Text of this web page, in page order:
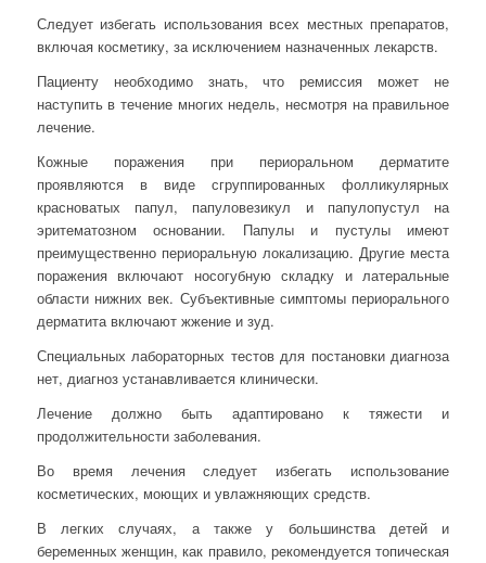
Следует избегать использования всех местных препаратов,
включая косметику, за исключением назначенных лекарств.
Пациенту необходимо знать, что ремиссия может не
наступить в течение многих недель, несмотря на правильное
лечение.
Кожные поражения при периоральном дерматите
проявляются в виде сгруппированных фолликулярных
красноватых папул, папуловезикул и папулопустул на
эритематозном основании. Папулы и пустулы имеют
преимущественно периоральную локализацию. Другие места
поражения включают носогубную складку и латеральные
области нижних век. Субъективные симптомы периорального
дерматита включают жжение и зуд.
Специальных лабораторных тестов для постановки диагноза
нет, диагноз устанавливается клинически.
Лечение должно быть адаптировано к тяжести и
продолжительности заболевания.
Во время лечения следует избегать использование
косметических, моющих и увлажняющих средств.
В легких случаях, а также у большинства детей и
беременных женщин, как правило, рекомендуется топическая